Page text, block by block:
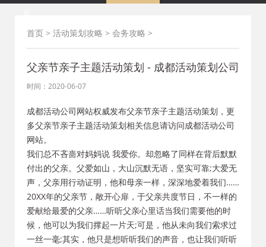
首页 > 活动策划攻略 > 会务攻略 >
父亲节亲子主题活动策划 - 成都活动策划公司
时间：2020-06-07
成都活动公司网站权威发布父亲节亲子主题活动策划，更
多父亲节亲子主题活动策划相关信息请访问成都活动公司
网站。
我们总不吝啬对妈妈说 我爱你。却忽略了同样在背后默默
付出的父亲。父爱如山，大山沉默无语，坚实可靠;大爱无
声，父亲用行动证明，他和母亲一样，深深地爱着我们……
20XX年的父亲节，敞开心扉，于父亲共度节日，不一样的
爱献给最爱的父亲……听听父亲心里话当我们需要他的时
候，他可以为我们撑起一片天;可是，他从未向我们索求过
一丝一毫;其实，他只是想听听我们的声音，也让我们听听